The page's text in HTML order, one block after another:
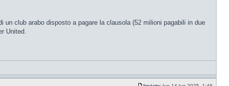
club arabo disposto a pagare la clausola (52 milioni pagabili in due
United.